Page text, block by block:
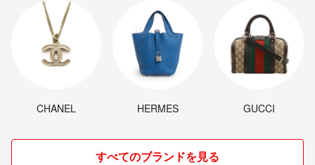
CHANEL HERMES GUCCI
すべてのブランドを見る